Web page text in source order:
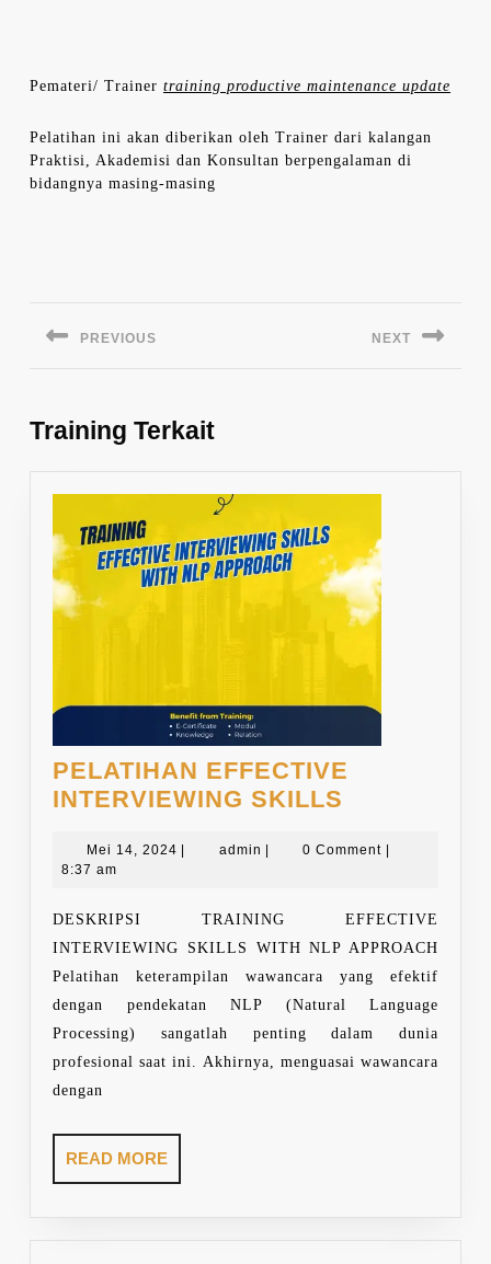
Pemateri/ Trainer training productive maintenance update
Pelatihan ini akan diberikan oleh Trainer dari kalangan
Praktisi, Akademisi dan Konsultan berpengalaman di
bidangnya masing-masing
PREVIOUS NEXT
Training Terkait
PELATIHAN EFFECTIVE
INTERVIEWING SKILLS
Mei 14, 2024 Mei
admin admin0 Comment
8:37 am
DESKRIPSI TRAINING EFFECTIVE
INTERVIEWING SKILLS WITH NLP APPROACH
Pelatihan keterampilan wawancara yang efektif
dengan pendekatan NLP (Natural Language
Processing) sangatlah penting dalam dunia
profesional saat ini. Akhirnya, menguasai wawancara
dengan
READ MOREREAD
MORE